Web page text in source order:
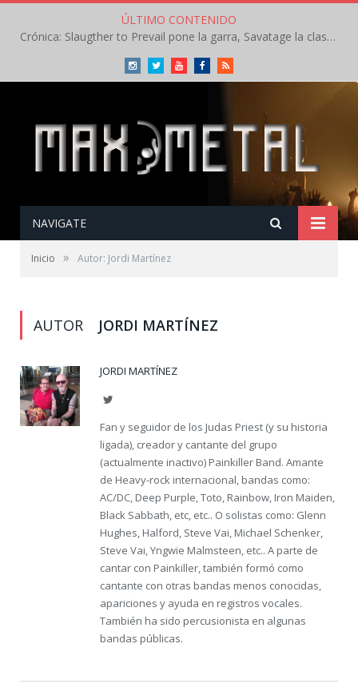
ÚLTIMO CONTENIDO
Crónica: Slaugther to Prevail pone la garra, Savatage la clase en la apertura del Leyendas del Rock – Miércoles – Agosto 2026
InstagramTwitterYoutubeFacebookRSS
NAVIGATE
Inicio » Autor: Jordi Martínez
AUTOR JORDI MARTÍNEZ
JORDI MARTÍNEZ
Twitter
Fan y seguidor de los Judas Priest (y su historia
ligada), creador y cantante del grupo
(actualmente inactivo) Painkiller Band. Amante
de Heavy-rock internacional, bandas como:
AC/DC, Deep Purple, Toto, Rainbow, Iron Maiden,
Black Sabbath, etc, etc.. O solistas como: Glenn
Hughes, Halford, Steve Vai, Michael Schenker,
Steve Vai, Yngwie Malmsteen, etc.. A parte de
cantar con Painkiller, también formó como
cantante con otras bandas menos conocidas,
apariciones y ayuda en registros vocales.
También ha sido percusionista en algunas
bandas públicas.